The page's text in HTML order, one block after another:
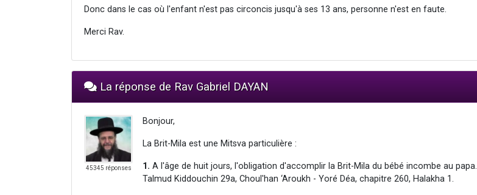
Donc dans le cas où l'enfant n'est pas circoncis jusqu'à ses 13 ans, personne n'est en faute.
Merci Rav.
La réponse de Rav Gabriel DAYAN
45345 réponses
Bonjour,
La Brit-Mila est une Mitsva particulière :
1. A l'âge de huit jours, l'obligation d'accomplir la Brit-Mila du bébé incombe au papa.
Talmud Kiddouchin 29a, Choul'han ‘Aroukh - Yoré Déa, chapitre 260, Halakha 1.